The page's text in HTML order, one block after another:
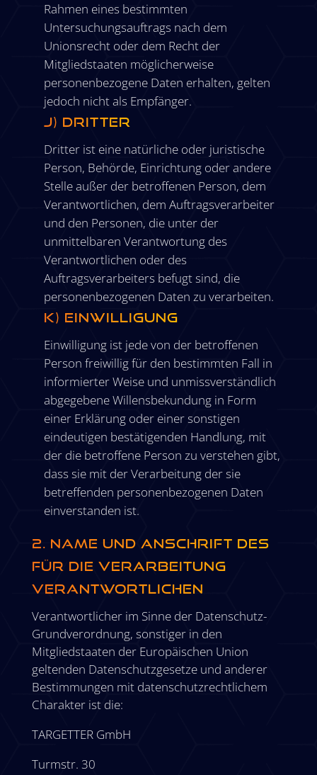
Rahmen eines bestimmten
Untersuchungsauftrags nach dem
Unionsrecht oder dem Recht der
Mitgliedstaaten möglicherweise
personenbezogene Daten erhalten, gelten
jedoch nicht als Empfänger.
j) Dritter
Dritter ist eine natürliche oder juristische
Person, Behörde, Einrichtung oder andere
Stelle außer der betroffenen Person, dem
Verantwortlichen, dem Auftragsverarbeiter
und den Personen, die unter der
unmittelbaren Verantwortung des
Verantwortlichen oder des
Auftragsverarbeiters befugt sind, die
personenbezogenen Daten zu verarbeiten.
k) Einwilligung
Einwilligung ist jede von der betroffenen
Person freiwillig für den bestimmten Fall in
informierter Weise und unmissverständlich
abgegebene Willensbekundung in Form
einer Erklärung oder einer sonstigen
eindeutigen bestätigenden Handlung, mit
der die betroffene Person zu verstehen gibt,
dass sie mit der Verarbeitung der sie
betreffenden personenbezogenen Daten
einverstanden ist.
2. Name und Anschrift des
für die Verarbeitung
Verantwortlichen
Verantwortlicher im Sinne der Datenschutz-
Grundverordnung, sonstiger in den
Mitgliedstaaten der Europäischen Union
geltenden Datenschutzgesetze und anderer
Bestimmungen mit datenschutzrechtlichem
Charakter ist die:
TARGETTER GmbH
Turmstr. 30